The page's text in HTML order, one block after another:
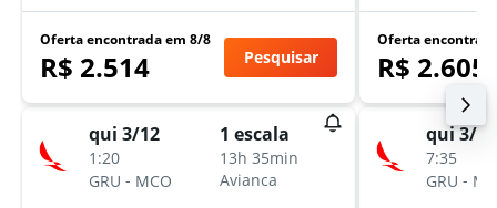
Oferta encontrada em 8/8
R$ 2.514 Pesquisar
qui 3/12
1:20
GRU - MCO
1 escala
13h 35min
Avianca
Oferta
R$ 2.605
qui 3/12
7:35
GRU -